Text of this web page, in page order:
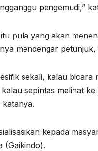
pengemudi,”
pula yang akan
mendengar
sekali, kalau
sepintas melihat
katanya.
kepada
(Gaikindo).